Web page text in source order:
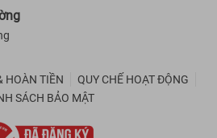
soát bã nhờn trên da. Đồng thời, làm
nước, phục hồi làn da bị phá huỷ
làm mờ nếp nhăn và chống lão hóa
da tươi tắn, giảm mụn và tăng độ
HOÀN TIỀN
QUY CHẾ HOẠT ĐỘNG
SÁCH BẢO MẬT